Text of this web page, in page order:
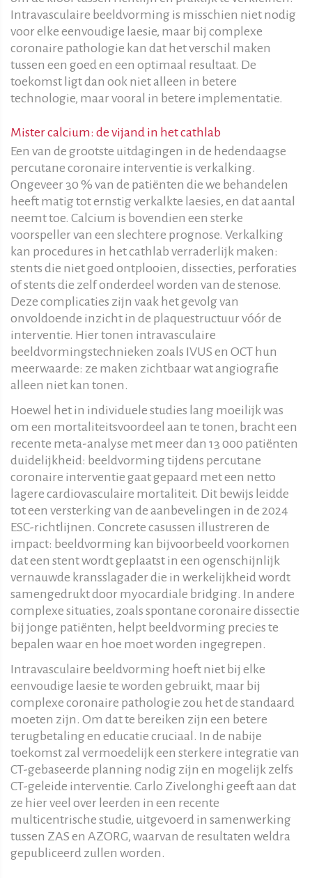
Intravasculaire beeldvorming is misschien niet nodig
voor elke eenvoudige laesie, maar bij complexe
coronaire pathologie kan dat het verschil maken
tussen een goed en een optimaal resultaat. De
toekomst ligt dan ook niet alleen in betere
technologie, maar vooral in betere implementatie.
Mister calcium: de vijand in het cathlab
Een van de grootste uitdagingen in de hedendaagse
percutane coronaire interventie is verkalking.
Ongeveer 30 % van de patiënten die we behandelen
heeft matig tot ernstig verkalkte laesies, en dat aantal
neemt toe. Calcium is bovendien een sterke
voorspeller van een slechtere prognose. Verkalking
kan procedures in het cathlab verraderlijk maken:
stents die niet goed ontplooien, dissecties, perforaties
of stents die zelf onderdeel worden van de stenose.
Deze complicaties zijn vaak het gevolg van
onvoldoende inzicht in de plaquestructuur vóór de
interventie. Hier tonen intravasculaire
beeldvormingstechnieken zoals IVUS en OCT hun
meerwaarde: ze maken zichtbaar wat angiografie
alleen niet kan tonen.
Hoewel het in individuele studies lang moeilijk was
om een mortaliteitsvoordeel aan te tonen, bracht een
recente meta-analyse met meer dan 13 000 patiënten
duidelijkheid: beeldvorming tijdens percutane
coronaire interventie gaat gepaard met een netto
lagere cardiovasculaire mortaliteit. Dit bewijs leidde
tot een versterking van de aanbevelingen in de 2024
ESC-richtlijnen. Concrete casussen illustreren de
impact: beeldvorming kan bijvoorbeeld voorkomen
dat een stent wordt geplaatst in een ogenschijnlijk
vernauwde kransslagader die in werkelijkheid wordt
samengedrukt door myocardiale bridging. In andere
complexe situaties, zoals spontane coronaire dissectie
bij jonge patiënten, helpt beeldvorming precies te
bepalen waar en hoe moet worden ingegrepen.
Intravasculaire beeldvorming hoeft niet bij elke
eenvoudige laesie te worden gebruikt, maar bij
complexe coronaire pathologie zou het de standaard
moeten zijn. Om dat te bereiken zijn een betere
terugbetaling en educatie cruciaal. In de nabije
toekomst zal vermoedelijk een sterkere integratie van
CT-gebaseerde planning nodig zijn en mogelijk zelfs
CT-geleide interventie. Carlo Zivelonghi geeft aan dat
ze hier veel over leerden in een recente
multicentrische studie, uitgevoerd in samenwerking
tussen ZAS en AZORG, waarvan de resultaten weldra
gepubliceerd zullen worden.